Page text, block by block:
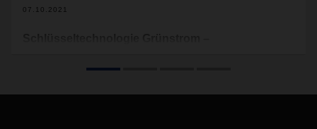
07.10.2021
Grünstrom? Und welchen Nutzen bringen sie ganz konkret